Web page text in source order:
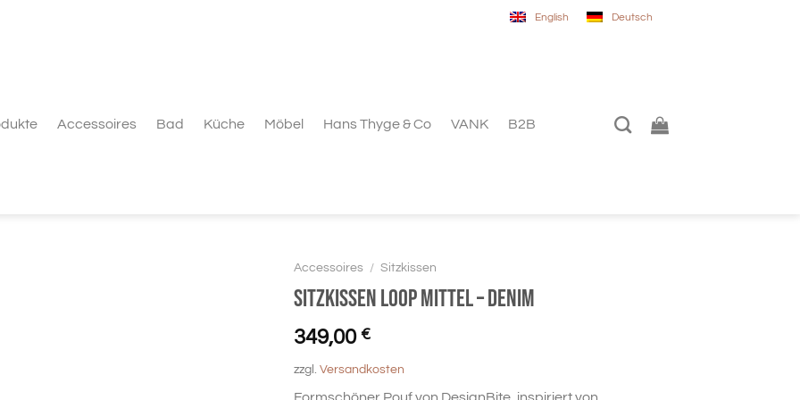
English Deutsch
Accessoires Bad Küche Möbel Hans Thyge & Co VANK B2B
Accessoires / Sitzkissen
Sitzkissen Loop mittel – denim
349,00 €
zzgl. Versandkosten